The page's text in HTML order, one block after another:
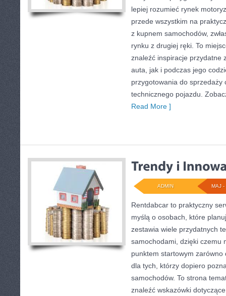
lepiej rozumieć rynek
przede wszystkim na
z kupnem samochodów,
rynku z drugiej ręki. To
znaleźć inspiracje przydatne
auta, jak i podczas jego
przygotowania do sprzedaży
technicznego pojazdu.
Read More ]
MAJ -
ADMIN
Rentdabcar to praktyczny
myślą o osobach, które
zestawia wiele przydatnych
samochodami, dzięki czemu
punktem startowym
dla tych, którzy dopiero
samochodów. To strona
znaleźć wskazówki